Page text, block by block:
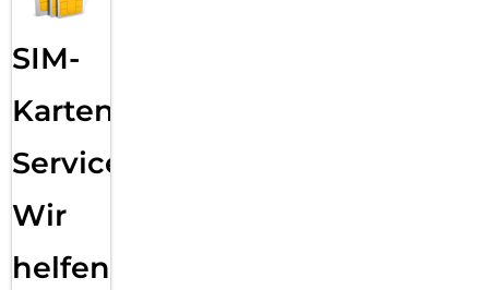
SIM-
Karten
Service:
Wir
helfen